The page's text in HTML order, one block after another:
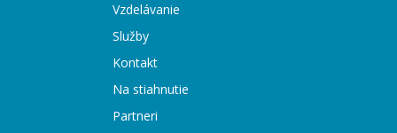
Vzdelávanie
Služby
Kontakt
Na stiahnutie
Partneri